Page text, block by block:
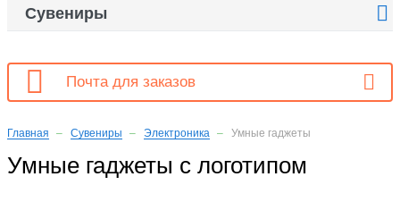
Сувениры 
 Почта для заказов
Главная Сувениры Электроника Умные гаджеты
Умные гаджеты с логотипом